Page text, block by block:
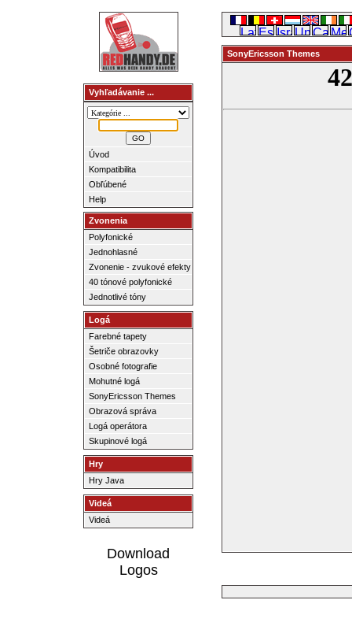
Vyhľadávanie ...
Úvod
Kompatibilita
Obľúbené
Help
Zvonenia
Polyfonické
Jednohlasné
Zvonenie - zvukové efekty
40 tónové polyfonické
Jednotlivé tóny
Logá
Farebné tapety
Šetriče obrazovky
Osobné fotografie
Mohutné logá
SonyEricsson Themes
Obrazová správa
Logá operátora
Skupinové logá
Hry
Hry Java
Videá
Videá
Download
Logos
SonyEricsson Themes